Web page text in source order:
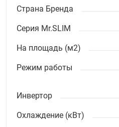
Страна Бренда
Серия Mr.SLIM
На площадь (м2)
Режим работы
Инвертор
Охлаждение (кВт)